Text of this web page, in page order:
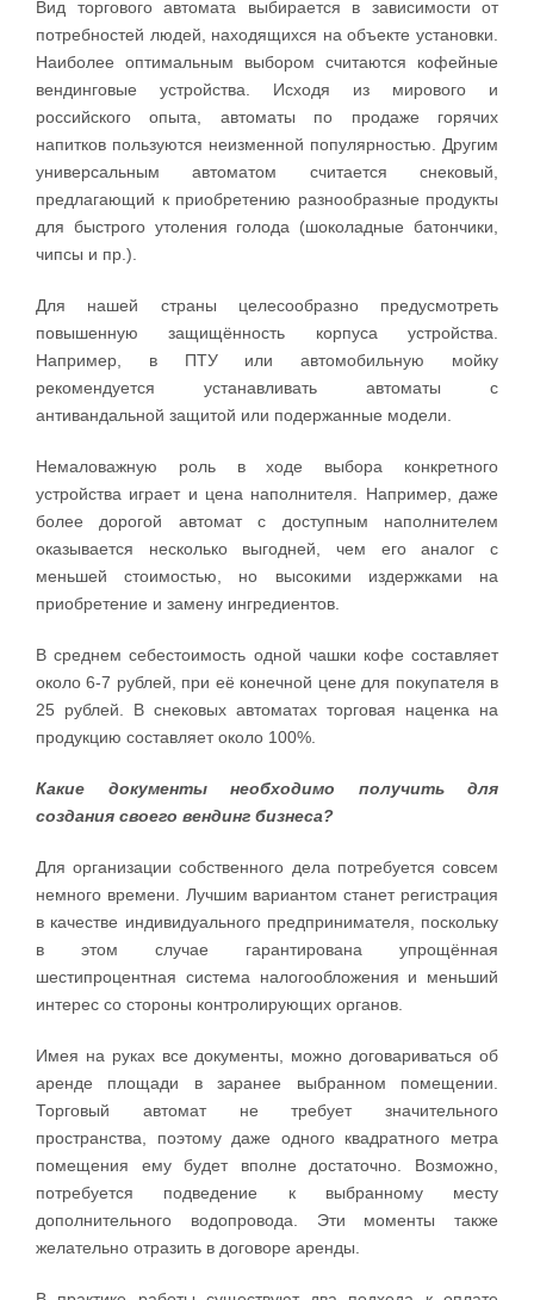
Вид торгового автомата выбирается в зависимости от
потребностей людей, находящихся на объекте установки.
Наиболее оптимальным выбором считаются кофейные
вендинговые устройства. Исходя из мирового и
российского опыта, автоматы по продаже горячих
напитков пользуются неизменной популярностью. Другим
универсальным автоматом считается снековый,
предлагающий к приобретению разнообразные продукты
для быстрого утоления голода (шоколадные батончики,
чипсы и пр.).
Для нашей страны целесообразно предусмотреть
повышенную защищённость корпуса устройства.
Например, в ПТУ или автомобильную мойку
рекомендуется устанавливать автоматы с
антивандальной защитой или подержанные модели.
Немаловажную роль в ходе выбора конкретного
устройства играет и цена наполнителя. Например, даже
более дорогой автомат с доступным наполнителем
оказывается несколько выгодней, чем его аналог с
меньшей стоимостью, но высокими издержками на
приобретение и замену ингредиентов.
В среднем себестоимость одной чашки кофе составляет
около 6-7 рублей, при её конечной цене для покупателя в
25 рублей. В снековых автоматах торговая наценка на
продукцию составляет около 100%.
Какие документы необходимо получить для
создания своего вендинг бизнеса?
Для организации собственного дела потребуется совсем
немного времени. Лучшим вариантом станет регистрация
в качестве индивидуального предпринимателя, поскольку
в этом случае гарантирована упрощённая
шестипроцентная система налогообложения и меньший
интерес со стороны контролирующих органов.
Имея на руках все документы, можно договариваться об
аренде площади в заранее выбранном помещении.
Торговый автомат не требует значительного
пространства, поэтому даже одного квадратного метра
помещения ему будет вполне достаточно. Возможно,
потребуется подведение к выбранному месту
дополнительного водопровода. Эти моменты также
желательно отразить в договоре аренды.